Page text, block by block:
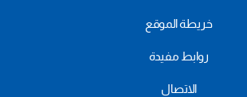
خريطة الموقع
روابط مفيدة
الاتصال